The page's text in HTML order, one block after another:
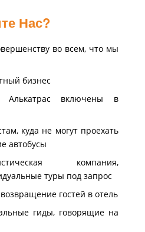
Нас?
во всем, что мы
бизнес
включены в
куда не могут проехать
автобусы
компания,
туры под запрос
гостей в отель
гиды, говорящие на